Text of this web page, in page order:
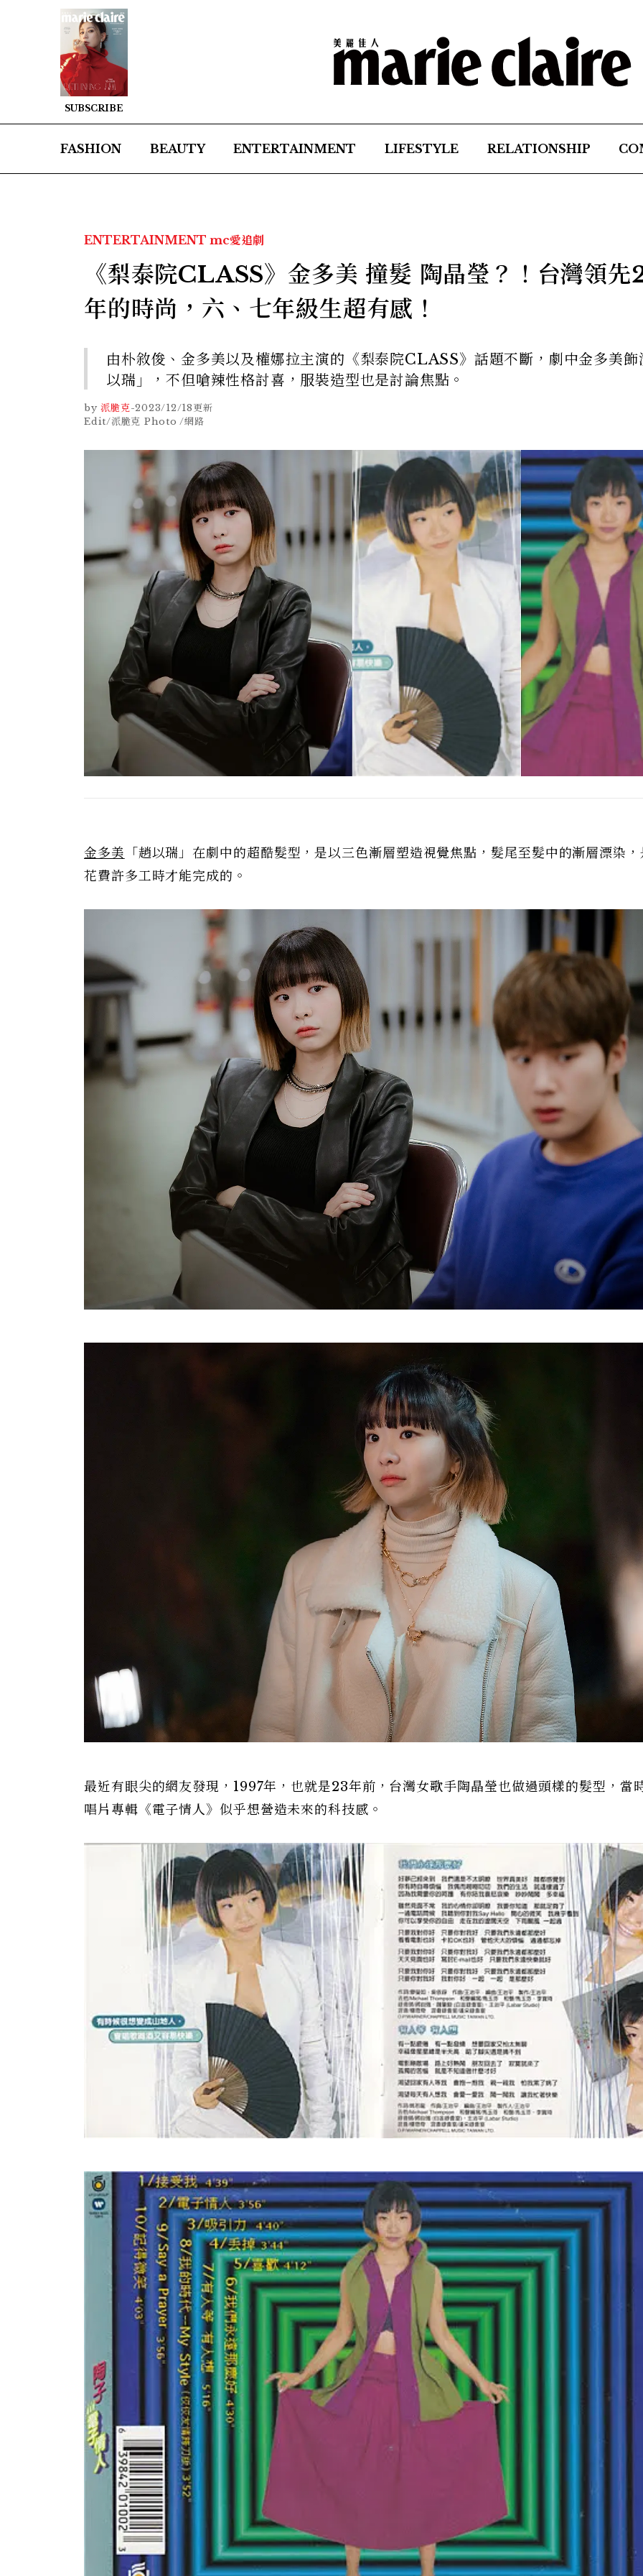
SUBSCRIBE
FASHION BEAUTY ENTERTAINMENT LIFESTYLE RELATIONSHIP
ENTERTAINMENT mc愛追劇
《梨泰院CLASS》金多美 撞髮 陶晶瑩？！台灣領先
年的時尚，六、七年級生超有感！
由朴敘俊、金多美以及權娜拉主演的《梨泰院CLASS》話題不斷，劇中金多美飾
以瑞」，不但嗆辣性格討喜，服裝造型也是討論焦點。
by 派脆克-2023/12/18更新
Edit/派脆克 Photo /網路
金多美 「趙以瑞」在劇中的超酷髮型，是以三色漸層塑造視覺焦點，髮尾至髮中的漸層漂染
花費許多工時才能完成的。
最近有眼尖的網友發現，1997年，也就是23年前，台灣女歌手陶晶瑩也做過頭樣的髮型，當
唱片專輯《電子情人》似乎想營造未來的科技感。